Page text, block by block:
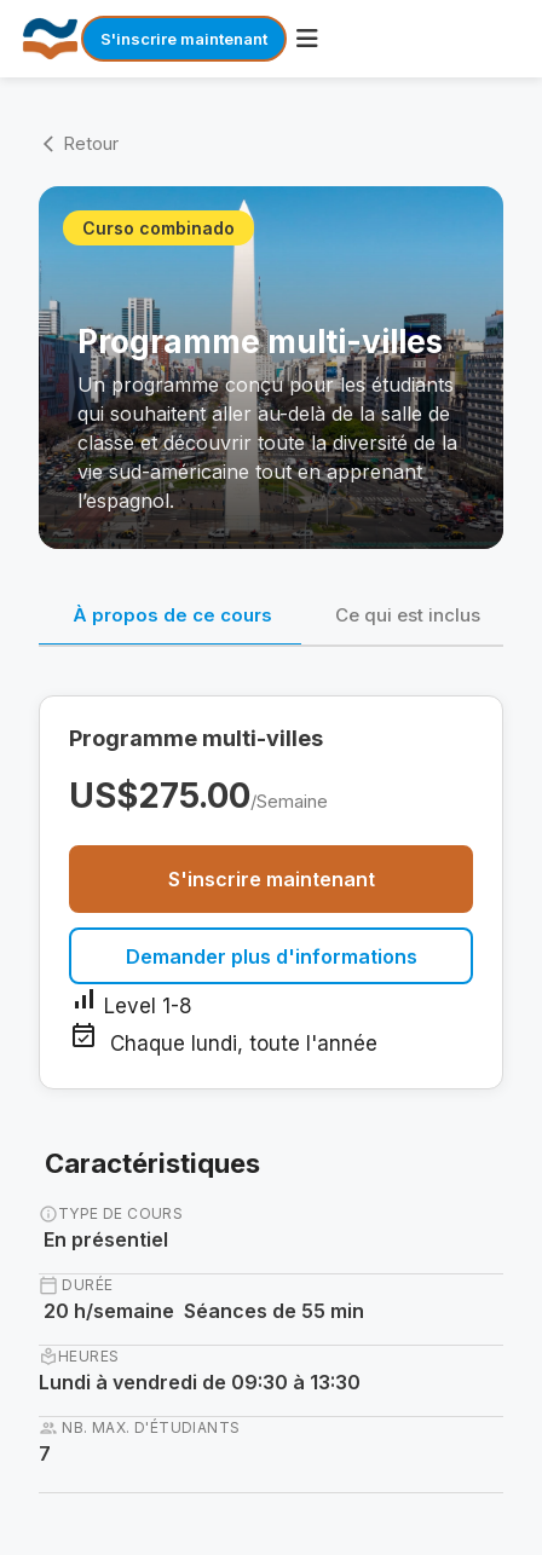
S'inscrire maintenant
content
arrow_back_ios Retour
Curso combinado
Programme multi-villes
Un programme conçu pour les étudiants
qui souhaitent aller au-delà de la salle de
classe et découvrir toute la diversité de la
vie sud-américaine tout en apprenant
l’espagnol.
À propos de ce cours Ce qui est inclus
Caractéristiques
infoTYPE DE COURS
En présentiel
calendar_today DURÉE
20 h/semaine Séances de 55 min
local_library HEURES
Lundi à vendredi de 09:30 à 13:30
group NB. MAX. D'ÉTUDIANTS
7
Programme multi-villes
US$275.00/Semaine
S'inscrire maintenant
Demander plus d'informations
signal_cellular_alt Level 1-8
event_available Chaque lundi, toute l'année